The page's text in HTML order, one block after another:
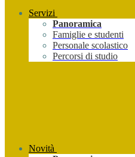
Servizi
Panoramica
Famiglie e studenti
Personale scolastico
Percorsi di studio
Novità